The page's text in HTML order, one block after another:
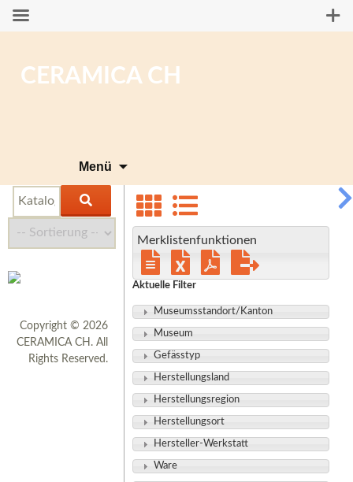
CERAMICA CH
Menü
springen
Merklistenfunktionen
Aktuelle Filter
Museumsstandort/Kanton
Museum
Gefässtyp
Herstellungsland
Herstellungsregion
Herstellungsort
Hersteller-Werkstatt
Ware
Copyright © 2026
CERAMICA CH. All
Rights Reserved.